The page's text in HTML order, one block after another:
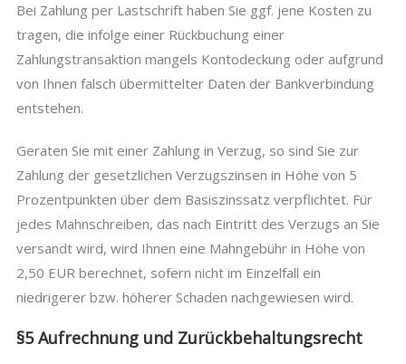
Bei Zahlung per Lastschrift haben Sie ggf. jene Kosten zu
tragen, die infolge einer Rückbuchung einer
Zahlungstransaktion mangels Kontodeckung oder aufgrund
von Ihnen falsch übermittelter Daten der Bankverbindung
entstehen.
Geraten Sie mit einer Zahlung in Verzug, so sind Sie zur
Zahlung der gesetzlichen Verzugszinsen in Höhe von 5
Prozentpunkten über dem Basiszinssatz verpflichtet. Für
jedes Mahnschreiben, das nach Eintritt des Verzugs an Sie
versandt wird, wird Ihnen eine Mahngebühr in Höhe von
2,50 EUR berechnet, sofern nicht im Einzelfall ein
niedrigerer bzw. höherer Schaden nachgewiesen wird.
§5 Aufrechnung und Zurückbehaltungsrecht